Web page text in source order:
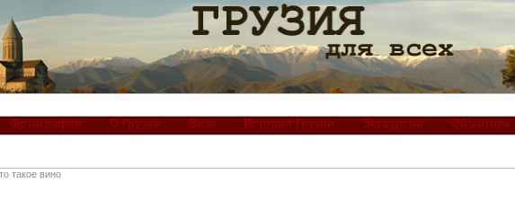
Фотографии О Грузии Виза История Грузии Экскурсии Об авторе
такое вино